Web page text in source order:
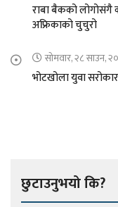
राबा बैकको लोगोसंगै
अफ्रिकाको चुचुरो
सोमवार, २८ साउन,
भोटखोला युवा
छुटाउनुभयो कि?